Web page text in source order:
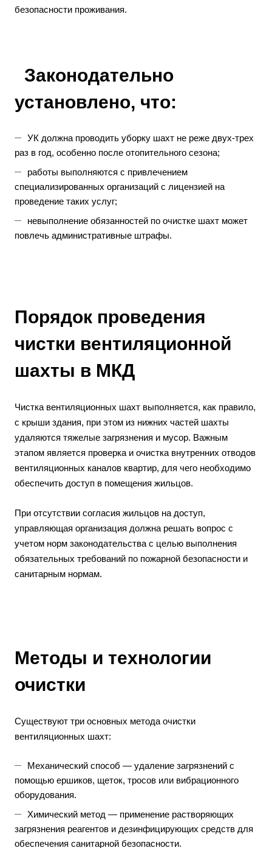
безопасности проживания.
Законодательно
установлено, что:
УК должна проводить уборку шахт не реже двух-трех
раз в год, особенно после отопительного сезона;
работы выполняются с привлечением
специализированных организаций с лицензией на
проведение таких услуг;
невыполнение обязанностей по очистке шахт может
повлечь административные штрафы.
Порядок проведения
чистки вентиляционной
шахты в МКД
Чистка вентиляционных шахт выполняется, как правило,
с крыши здания, при этом из нижних частей шахты
удаляются тяжелые загрязнения и мусор. Важным
этапом является проверка и очистка внутренних отводов
вентиляционных каналов квартир, для чего необходимо
обеспечить доступ в помещения жильцов.
При отсутствии согласия жильцов на доступ,
управляющая организация должна решать вопрос с
учетом норм законодательства с целью выполнения
обязательных требований по пожарной безопасности и
санитарным нормам.
Методы и технологии
очистки
Существуют три основных метода очистки
вентиляционных шахт:
Механический способ — удаление загрязнений с
помощью ершиков, щеток, тросов или вибрационного
оборудования.
Химический метод — применение растворяющих
загрязнения реагентов и дезинфицирующих средств для
обеспечения санитарной безопасности.